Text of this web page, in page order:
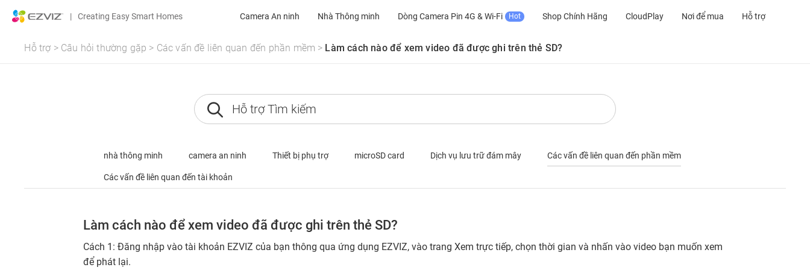
| Creating Easy Smart Homes Camera An ninh Nhà Thông minh Dòng Camera Pin 4G & Wi-Fi Hot Shop Chính Hãng CloudPlay Nơi để mua Hỗ trợ
Hỗ trợ > Câu hỏi thường gặp > Các vấn đề liên quan đến phần mềm > Làm cách nào để xem video đã được ghi trên thẻ SD?
nhà thông minh camera an ninh Thiết bị phụ trợ microSD card Dịch vụ lưu trữ đám mây Các vấn đề liên quan đến phần mềm
Các vấn đề liên quan đến tài khoản
Làm cách nào để xem video đã được ghi trên thẻ SD?
Cách 1: Đăng nhập vào tài khoản EZVIZ của bạn thông qua ứng dụng EZVIZ, vào trang Xem trực tiếp, chọn thời gian và nhấn vào video bạn muốn xem
để phát lại.